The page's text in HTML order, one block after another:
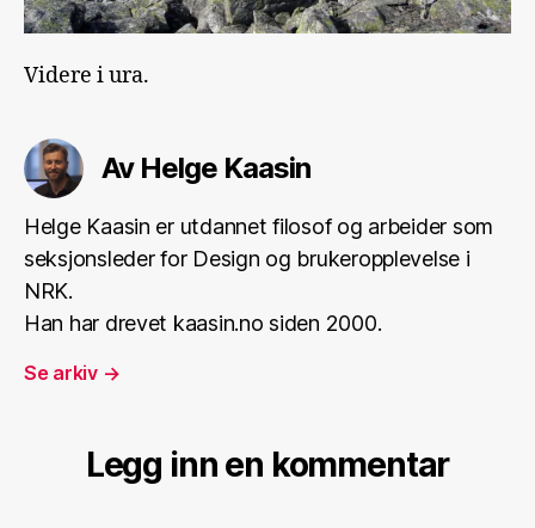
Videre i ura.
Av Helge Kaasin
Helge Kaasin er utdannet filosof og arbeider som
seksjonsleder for Design og brukeropplevelse i
NRK.
Han har drevet kaasin.no siden 2000.
Se arkiv →
Legg inn en kommentar